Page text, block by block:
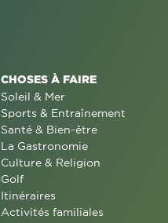
CHOSES À FAIRE
Soleil & Mer
Sports & Entraînement
Santé & Bien-être
La Gastronomie
Culture & Religion
Golf
Itinéraires
Activités familiales